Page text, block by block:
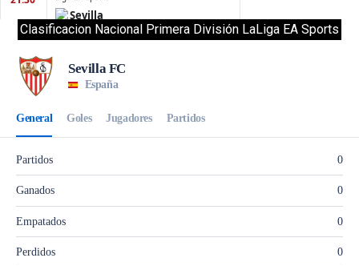
Clasificacion Nacional Primera División LaLiga EA Sports